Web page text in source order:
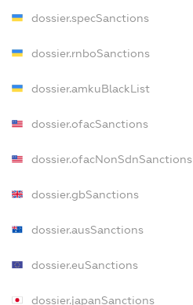
dossier.specSanctions
dossier.rnboSanctions
dossier.amkuBlackList
dossier.ofacSanctions
dossier.ofacNonSdnSanctions
dossier.gbSanctions
dossier.ausSanctions
dossier.euSanctions
dossier.japanSanctions